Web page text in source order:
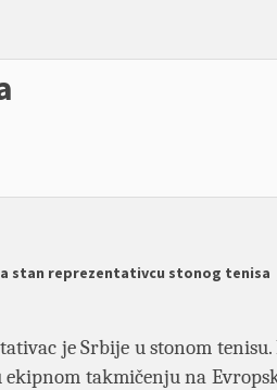
stan reprezentativcu stonog tenisa
je Srbije u stonom
takmičenju na